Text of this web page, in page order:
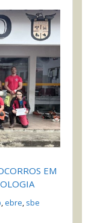
EM
, ebre, sbe